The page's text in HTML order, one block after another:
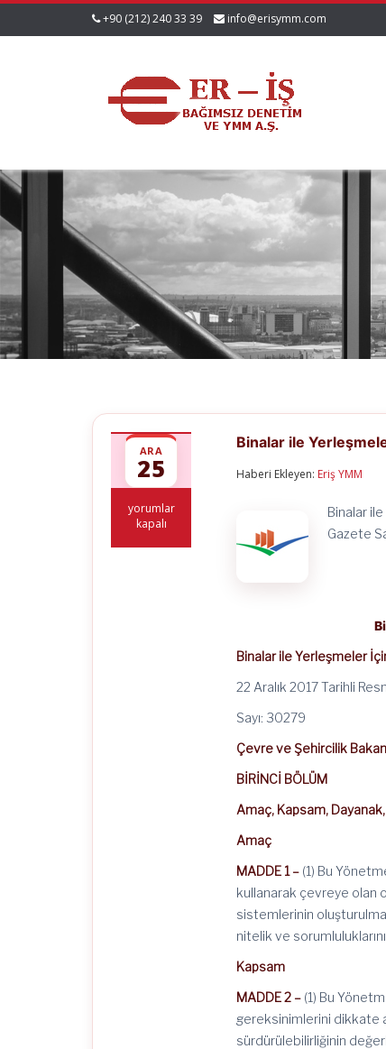
+90 (212) 240 33 39 info@erisymm.com
ARA
25
Binalar
ile
yorumlar
kapalı
Binalar ile
Haberi Ekleyen: Eriş YMM
Binalar
Gazete
Binalar ile Yerleşmeler
22 Aralık 2017 Tarihli
Sayı: 30279
Çevre ve Şehircilik
BİRİNCİ BÖLÜM
Amaç, Kapsam,
Amaç
MADDE 1 – (1) Bu
kullanarak çevreye olan
sistemlerinin
nitelik ve
Kapsam
MADDE 2 – (1) Bu
gereksinimlerini dikkate
sürdürülebilirliğinin